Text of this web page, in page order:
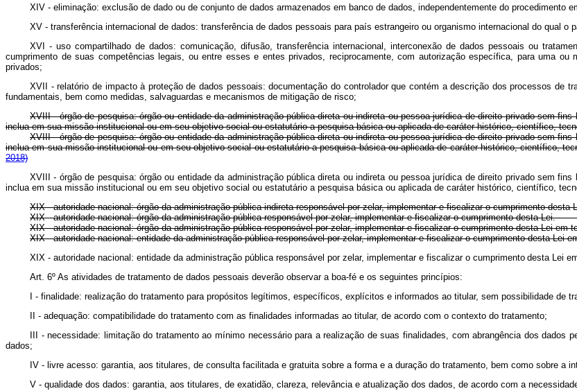
XIV - eliminação: exclusão de dado ou de conjunto de dados armazenados em banco de dados, independentemente do procedimento
XV - transferência internacional de dados: transferência de dados pessoais para país estrangeiro ou organismo internacional do qual o
XVI - uso compartilhado de dados: comunicação, difusão, transferência internacional, interconexão de dados pessoais ou
cumprimento de suas competências legais, ou entre esses e entes privados, reciprocamente, com autorização específica, para uma
privados;
XVII - relatório de impacto à proteção de dados pessoais: documentação do controlador que contém a descrição dos processos de
fundamentais, bem como medidas, salvaguardas e mecanismos de mitigação de risco;
XVIII - órgão de pesquisa: órgão ou entidade da administração pública direta ou indireta ou pessoa jurídica de direito privado sem
inclua em sua missão institucional ou em seu objetivo social ou estatutário a pesquisa básica ou aplicada de caráter histórico, científico,
XVIII - órgão de pesquisa: órgão ou entidade da administração pública direta ou indireta ou pessoa jurídica de direito privado sem
inclua em sua missão institucional ou em seu objetivo social ou estatutário a pesquisa básica ou aplicada de caráter histórico,
2018)
XVIII - órgão de pesquisa: órgão ou entidade da administração pública direta ou indireta ou pessoa jurídica de direito privado sem
inclua em sua missão institucional ou em seu objetivo social ou estatutário a pesquisa básica ou aplicada de caráter histórico, científico,
XIX - autoridade nacional: órgão da administração pública indireta responsável por zelar, implementar e fiscalizar o cumprimento desta
XIX - autoridade nacional: órgão da administração pública responsável por zelar, implementar e fiscalizar o cumprimento
XIX - autoridade nacional: órgão da administração pública responsável por zelar, implementar e fiscalizar o cumprimento desta Lei
XIX - autoridade nacional: entidade da administração pública responsável por zelar, implementar e fiscalizar o cumprimento desta
XIX - autoridade nacional: entidade da administração pública responsável por zelar, implementar e fiscalizar o cumprimento desta Lei
Art. 6º As atividades de tratamento de dados pessoais deverão observar a boa-fé e os seguintes princípios:
I - finalidade: realização do tratamento para propósitos legítimos, específicos, explícitos e informados ao titular, sem possibilidade de
II - adequação: compatibilidade do tratamento com as finalidades informadas ao titular, de acordo com o contexto do tratamento;
III - necessidade: limitação do tratamento ao mínimo necessário para a realização de suas finalidades, com abrangência dos
dados;
IV - livre acesso: garantia, aos titulares, de consulta facilitada e gratuita sobre a forma e a duração do tratamento, bem como sobre a
V - qualidade dos dados: garantia, aos titulares, de exatidão, clareza, relevância e atualização dos dados, de acordo com a